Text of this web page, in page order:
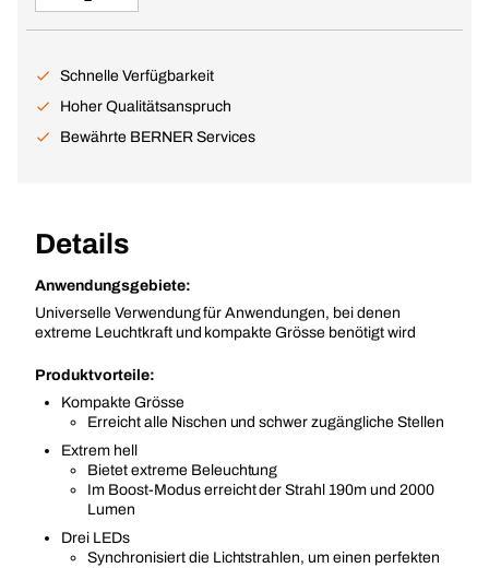
Schnelle Verfügbarkeit
Hoher Qualitätsanspruch
Bewährte BERNER Services
Details
Anwendungsgebiete:
Universelle Verwendung für Anwendungen, bei denen
extreme Leuchtkraft und kompakte Grösse benötigt wird
Produktvorteile:
Kompakte Grösse
Erreicht alle Nischen und schwer zugängliche Stellen
Extrem hell
Bietet extreme Beleuchtung
Im Boost-Modus erreicht der Strahl 190m und 2000
Lumen
Drei LEDs
Synchronisiert die Lichtstrahlen, um einen perfekten